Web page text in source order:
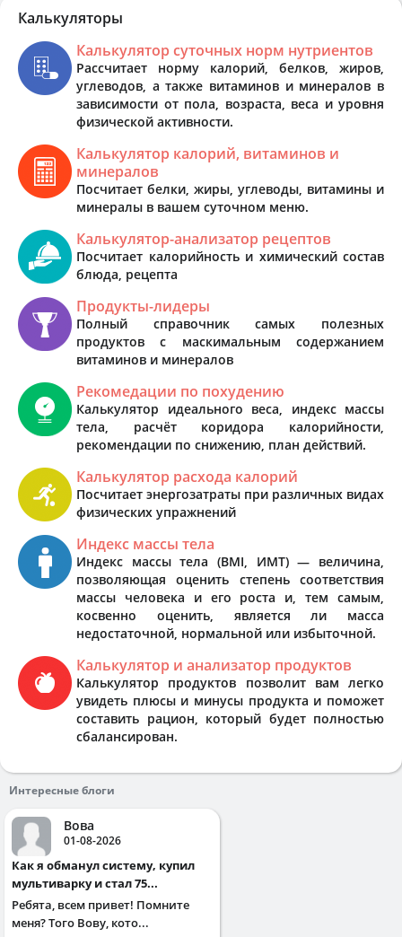
Калькуляторы
Калькулятор суточных норм нутриентов
Рассчитает норму калорий, белков, жиров,
углеводов, а также витаминов и минералов в
зависимости от пола, возраста, веса и уровня
физической активности.
Калькулятор калорий, витаминов и
минералов
Посчитает белки, жиры, углеводы, витамины и
минералы в вашем суточном меню.
Калькулятор-анализатор рецептов
Посчитает калорийность и химический состав
блюда, рецепта
Продукты-лидеры
Полный справочник самых полезных
продуктов с маскимальным содержанием
витаминов и минералов
Рекомедации по похудению
Калькулятор идеального веса, индекс массы
тела, расчёт коридора калорийности,
рекомендации по снижению, план действий.
Калькулятор расхода калорий
Посчитает энергозатраты при различных видах
физических упражнений
Индекс массы тела
Индекс массы тела (BMI, ИМТ) — величина,
позволяющая оценить степень соответствия
массы человека и его роста и, тем самым,
косвенно оценить, является ли масса
недостаточной, нормальной или избыточной.
Калькулятор и анализатор продуктов
Калькулятор продуктов позволит вам легко
увидеть плюсы и минусы продукта и поможет
составить рацион, который будет полностью
сбалансирован.
Интересные блоги
Вова
01-08-2026
Как я обманул систему, купил
мультиварку и стал 75...
Ребята, всем привет! Помните
меня? Того Вову, кото...